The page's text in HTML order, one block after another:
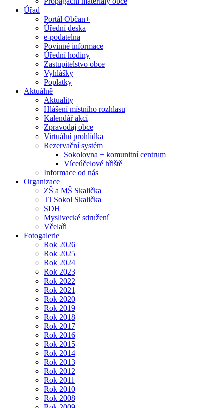
Úřad
Portál Občan+
Úřední deska
e-podatelna
Povinné informace
Úřední hodiny
Zastupitelstvo obce
Vyhlášky
Poplatky
Aktuálně
Aktuality
Hlášení místního rozhlasu
Kalendář akcí
Zpravodaj obce
Virtuální prohlídka
Rezervační systém
Sokolovna + komunitní centrum
Víceúčelové hřiště
Informace od nás
Organizace
ZŠ a MŠ Skalička
TJ Sokol Skalička
SDH
Myslivecké sdružení
Včelaři
Fotogalerie
Rok 2026
Rok 2025
Rok 2024
Rok 2023
Rok 2022
Rok 2021
Rok 2020
Rok 2019
Rok 2018
Rok 2017
Rok 2016
Rok 2015
Rok 2014
Rok 2013
Rok 2012
Rok 2011
Rok 2010
Rok 2008